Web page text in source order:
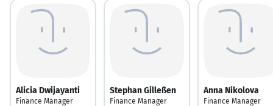
Alicia Dwijayanti
Finance Manager
Stephan Gilleßen
Finance Manager
Anna Nikolova
Finance Manager